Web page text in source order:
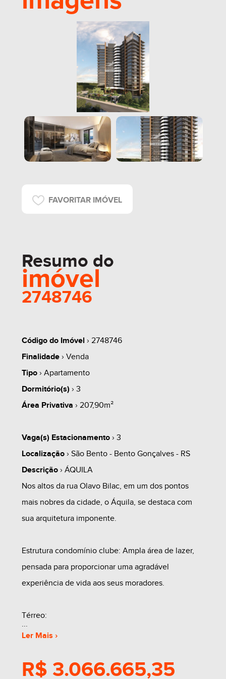
FAVORITAR IMÓVEL
Resumo do
imóvel
2748746
Código do Imóvel › 2748746
Finalidade› Venda
Tipo› Apartamento
Dormitório(s) › 3
Área Privativa › 207,90m²
Vaga(s) Estacionamento› 3
Localização› São Bento - Bento Gonçalves - RS
Descrição› ÁQUILA
Nos altos da rua Olavo Bilac, em um dos pontos
mais nobres da cidade, o Áquila, se destaca com
sua arquitetura imponente.
Estrutura condomínio clube: Ampla área de lazer,
pensada para proporcionar uma agradável
experiência de vida aos seus moradores.
Térreo:
* Portaria
* 02 playgrounds externos
Ler Mais ›
R$ 3.066.665,35